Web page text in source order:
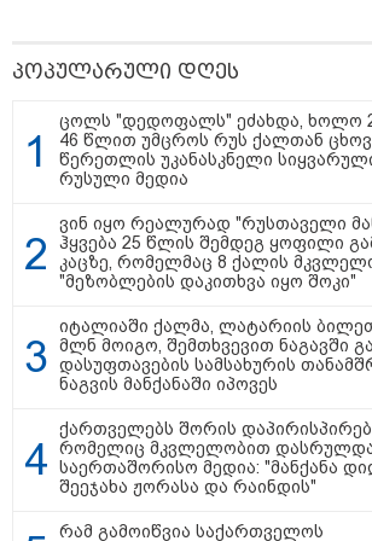
აღმოაჩინეს - რას წერს მედია
23:45 / 05-08-2026
ტრაგედია
ედება ბრალი
13:22 / 05-08-2026
საფრანგეთის
ხანძრის
მსოფლიო
"რიგრიგობით
12:38 / 05-08-2026
იტალიაში
პოპულარული დღეს
ცოლს "დედოფალს" ეძახდა, ხოლო
46 წლით უმცროს რუს ქალთან
წერეთლის უკანასკნელი
რუსული მედია
ვინ იყო რეალურად "რუსთაველი
ჰყვება 25 წლის შემდეგ ყოფილი
კაცზე, რომელმაც 8 ქალის
"მეზობლების დაკითხვა იყო შოკი"
იტალიაში ქალმა, ლატარიის
მლნ მოიგო, შემთხვევით ნაგავში
დასუფთავების სამსახურის
ნაგვის მანქანაში იპოვეს
ქართველებს შორის
რომელიც მკვლელობით
საერთაშორისო მედია: "მანქანა
შეეჯახა ჟორასა და რაინდის"
რამ გამოიწვია საქართველოს